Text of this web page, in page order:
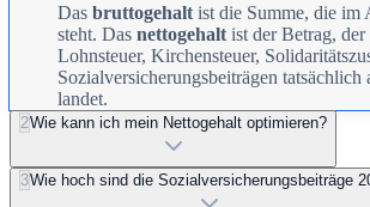
Das bruttogehalt ist die Summe, die im
steht. Das nettogehalt ist der Betrag,
Lohnsteuer, Kirchensteuer,
Sozialversicherungsbeiträgen
landet.
2Wie kann ich mein Nettogehalt optimieren?
3Wie hoch sind die Sozialversicherungsbeiträge